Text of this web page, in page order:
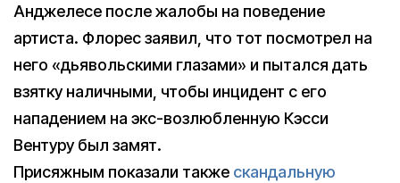
Анджелесе после жалобы на поведение
артиста. Флорес заявил, что тот посмотрел на
него «дьявольскими глазами» и пытался дать
взятку наличными, чтобы инцидент с его
нападением на экс-возлюбленную Кэсси
Вентуру был замят.
Присяжным показали также скандальную